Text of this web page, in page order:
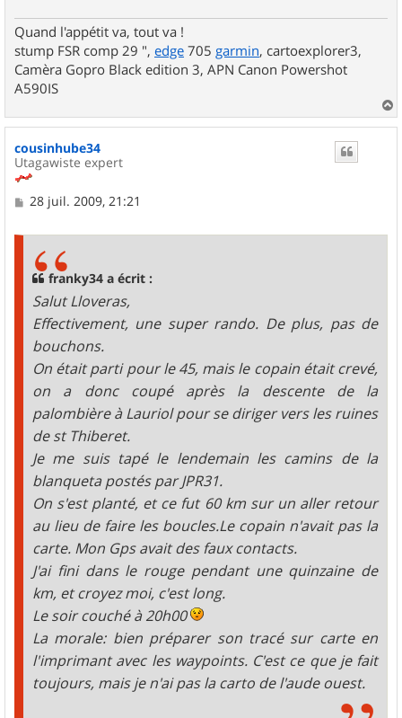
Quand l'appétit va, tout va !
stump FSR comp 29 ", edge 705 garmin, cartoexplorer3,
Camèra Gopro Black edition 3, APN Canon Powershot
A590IS
a
u
cousinhube34
Utagawiste expert
M
28 juil. 2009, 21:21
franky34 a écrit :
Salut Lloveras,
Effectivement, une super rando. De plus, pas de
bouchons.
On était parti pour le 45, mais le copain était crevé,
on a donc coupé après la descente de la
palombière à Lauriol pour se diriger vers les ruines
de st Thiberet.
Je me suis tapé le lendemain les camins de la
blanqueta postés par JPR31.
On s'est planté, et ce fut 60 km sur un aller retour
au lieu de faire les boucles.Le copain n'avait pas la
carte. Mon Gps avait des faux contacts.
J'ai fini dans le rouge pendant une quinzaine de
km, et croyez moi, c'est long.
Le soir couché à 20h00
La morale: bien préparer son tracé sur carte en
l'imprimant avec les waypoints. C'est ce que je fait
toujours, mais je n'ai pas la carto de l'aude ouest.